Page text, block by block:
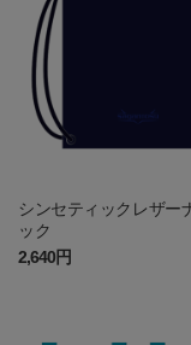
シンセティックレザー
ック
2,640円